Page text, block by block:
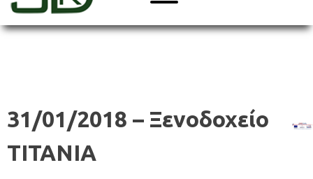
3dr
31/01/2018 – Ξενοδοχείο
ΤΙΤΑΝΙΑ